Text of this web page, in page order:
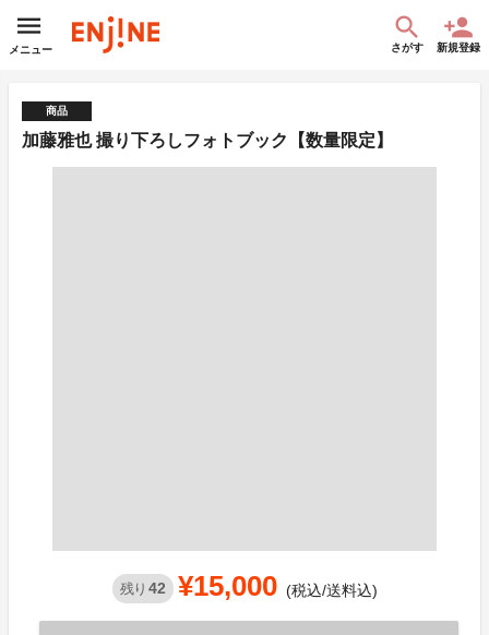
メニュー さがす 新規登録
商品
加藤雅也 撮り下ろしフォトブック【数量限定】
残り 42 ¥15,000 (税込/送料込)